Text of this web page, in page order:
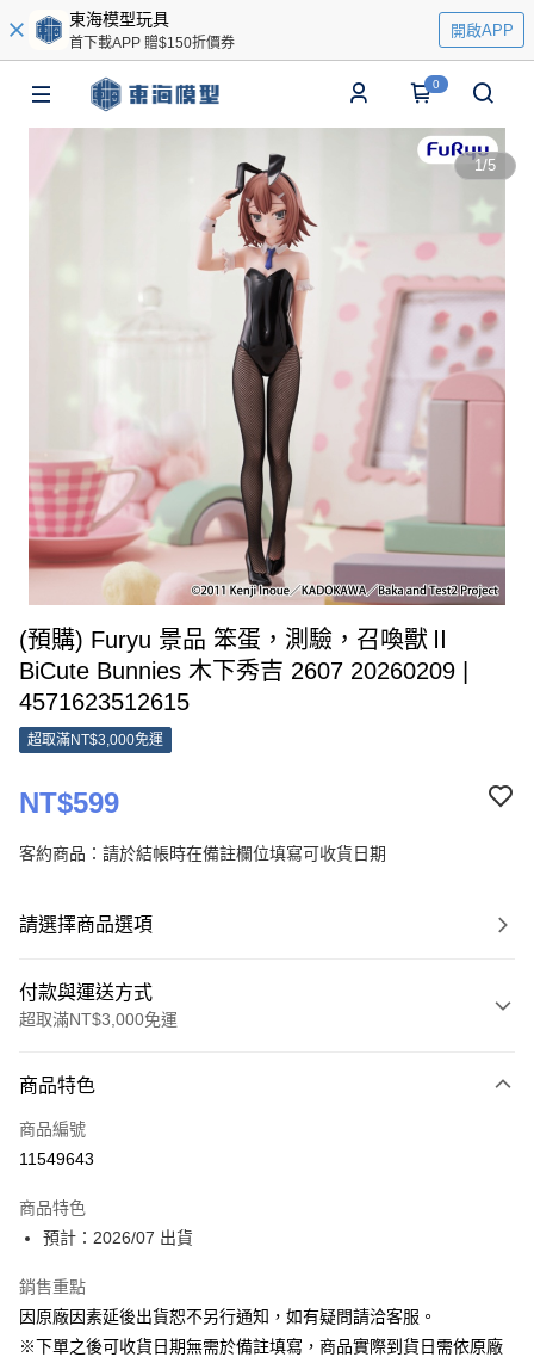
東海模型玩具
首下載APP 贈$150折價券
開啟APP
0
1/5
(預購) Furyu 景品 笨蛋，測驗，召喚獸Ⅱ
BiCute Bunnies 木下秀吉 2607 20260209 |
4571623512615
超取滿NT$3,000免運
NT$599
客約商品：請於結帳時在備註欄位填寫可收貨日期
請選擇商品選項
付款與運送方式
超取滿NT$3,000免運
信用卡一次付款
超商取貨付款
ATM付款
運送方式
預購-全家取貨付款(舊)
商品特色
商品編號
11549643
商品特色
預計：2026/07 出貨
銷售重點
因原廠因素延後出貨恕不另行通知，如有疑問請洽客服。
※下單之後可收貨日期無需於備註填寫，商品實際到貨日需依原廠